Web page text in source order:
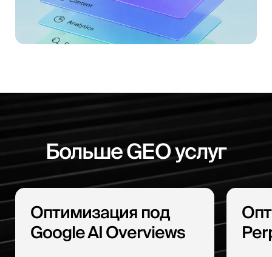
Больше GEO услуг
Оптимизация под
Google AI Overviews